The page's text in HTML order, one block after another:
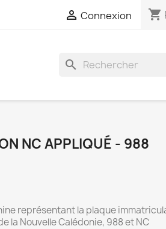
 Connexion shopping_cart
search
NC APPLIQUÉ - 988
représentant la plaque
la Nouvelle Calédonie, 988 et NC